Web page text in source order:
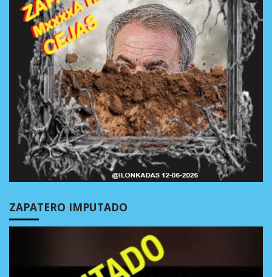
ZAPATERO IMPUTADO